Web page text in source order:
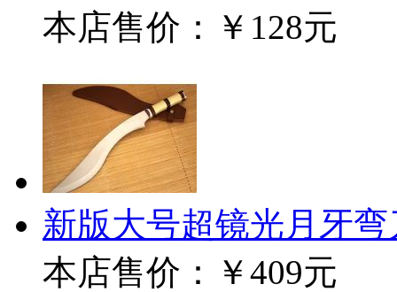
本店售价：
￥128元
新版大号超镜光月牙弯
本店售价：
￥409元